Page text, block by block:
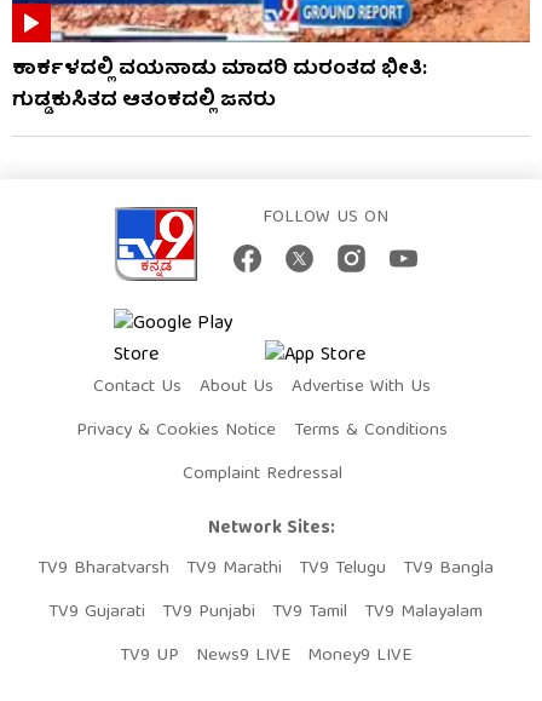
ಕಾರ್ಕಳದಲ್ಲಿ ವಯನಾಡು ಮಾದರಿ ದುರಂತದ ಭೀತಿ:
ಗುಡ್ಡಕುಸಿತದ ಆತಂಕದಲ್ಲಿ ಜನರು
FOLLOW US ON
Contact Us About Us
Advertise With Us
Privacy & Cookies Notice
Terms & Conditions
Complaint Redressal
Network Sites:
TV9 Bharatvarsh
TV9 Marathi TV9 Telugu
TV9 Bangla
TV9 Gujarati
TV9 Punjabi TV9 Tamil
TV9 Malayalam
TV9 UP
News9 LIVE Money9 LIVE